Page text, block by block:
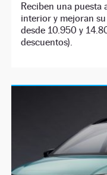
Reciben una puesta
interior y mejoran
desde 10.950 y
descuentos).